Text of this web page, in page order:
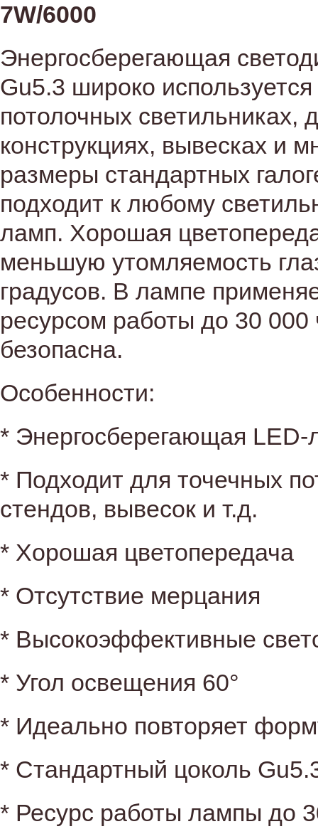
7W/6000
Энергосберегающая
Gu5.3 широко
потолочных светильниках,
конструкциях, вывесках и
размеры стандартных
подходит к любому
ламп. Хорошая
меньшую утомляемость
градусов. В лампе
ресурсом работы до 30 000
безопасна.
Особенности:
* Энергосберегающая LED-
* Подходит для точечных
стендов, вывесок и т.д.
* Хорошая цветопередача
* Отсутствие мерцания
* Высокоэффективные
* Угол освещения 60°
* Идеально повторяет
* Стандартный цоколь
* Ресурс работы лампы до